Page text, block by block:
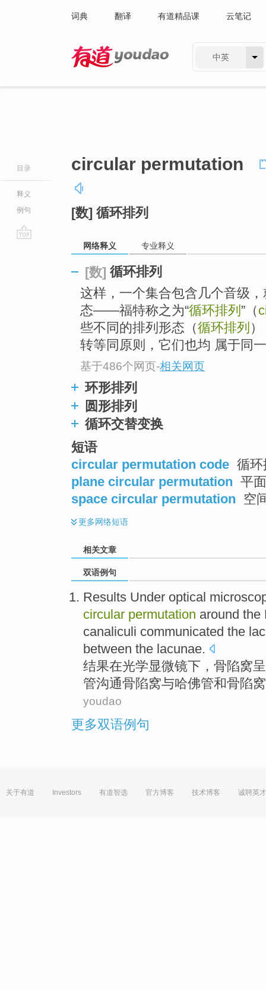
词典 翻译 有道精品课 云笔记
中英
目录
释义
例句
circular permutation
[数] 循环排列
网络释义 专业释义
[数] 循环排列
这样，一个集合包含几个音级
态——福特称之为“循环排列 ”（
些不同的排列形态（循环排列
转等同原则，它们也均 属于同
基于486个网页-相关网页
环形排列
圆形排列
循环交替变换
短语
circular permutation code 循
plane circular permutation 平
space circular permutation
空
更多网络短语
相关文章
双语例句
Results Under optical
circular permutation around the
canaliculi communicated the
between the lacunae.
结果在光学显微镜下 ， 骨陷窝呈
管沟通骨陷窝与哈佛管和骨陷窝
youdao
更多双语例句
关于有道 Investors 有道智选 官方博客 技术博客 诚聘英才